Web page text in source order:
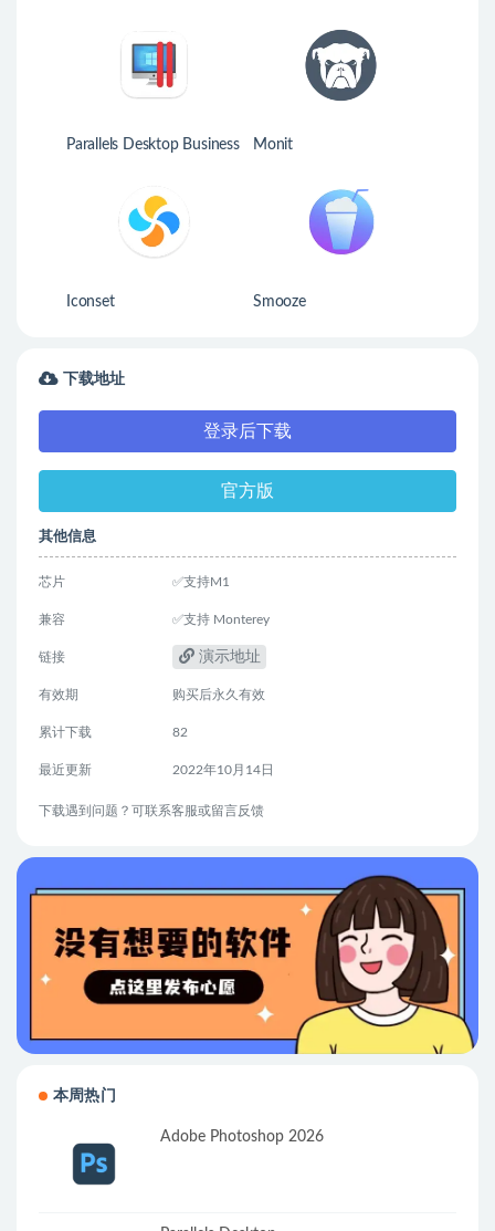
Parallels Desktop Business
Monit
Iconset Smooze
下载地址
登录后下载
官方版
其他信息
芯片 ✅支持M1
兼容 ✅支持 Monterey
链接 演示地址
有效期 购买后永久有效
累计下载 82
最近更新 2022年10月14日
下载遇到问题？可联系客服或留言反馈
本周热门
Adobe Photoshop 2026